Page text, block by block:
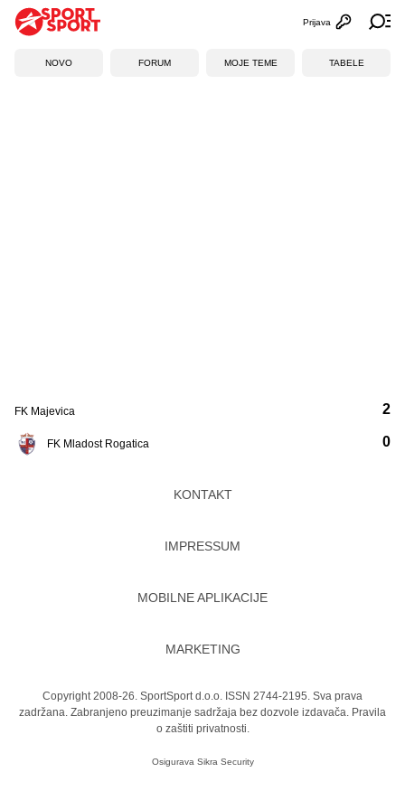
Otvori
Prijava
NOVO FORUM MOJE TEME TABELE
FK Majevica
FK Mladost Rogatica
2
0
KONTAKT
IMPRESSUM
MOBILNE APLIKACIJE
MARKETING
Copyright 2008-26. SportSport d.o.o. ISSN 2744-2195. Sva prava
zadržana. Zabranjeno preuzimanje sadržaja bez dozvole izdavača. Pravila
o zaštiti privatnosti.
Osigurava Sikra Security